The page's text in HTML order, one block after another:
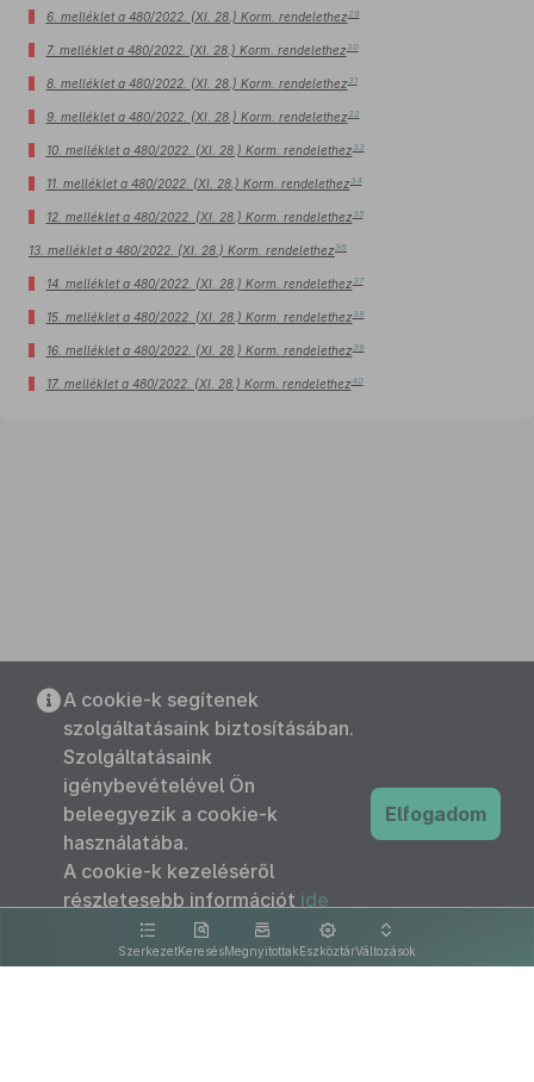
6. melléklet a 480/2022. (XI. 28.) Korm. rendelethez29
7. melléklet a 480/2022. (XI. 28.) Korm. rendelethez30
8. melléklet a 480/2022. (XI. 28.) Korm. rendelethez31
9. melléklet a 480/2022. (XI. 28.) Korm. rendelethez32
10. melléklet a 480/2022. (XI. 28.) Korm. rendelethez33
11. melléklet a 480/2022. (XI. 28.) Korm. rendelethez34
12. melléklet a 480/2022. (XI. 28.) Korm. rendelethez35
13. melléklet a 480/2022. (XI. 28.) Korm. rendelethez 36
14. melléklet a 480/2022. (XI. 28.) Korm. rendelethez37
15. melléklet a 480/2022. (XI. 28.) Korm. rendelethez38
16. melléklet a 480/2022. (XI. 28.) Korm. rendelethez39
17. melléklet a 480/2022. (XI. 28.) Korm. rendelethez40
SzerkezetKeresésMegnyitottakEszköztárVáltozások
A cookie-k segítenek
szolgáltatásaink biztosításában.
Szolgáltatásaink
igénybevételével Ön
beleegyezik a cookie-k
használatába.
A cookie-k kezeléséről
részletesebb információt ide
kattintva olvashat.
Elfogadom